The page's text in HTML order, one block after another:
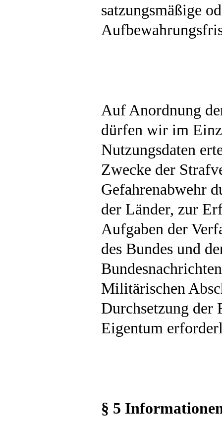
satzungsmäßige
Auf Anordnung
dürfen wir im
Nutzungsdaten
Zwecke der
Gefahrenabwehr
der Länder, zur
Aufgaben der
des Bundes und
Militärischen
Durchsetzung der
Eigentum
§ 5